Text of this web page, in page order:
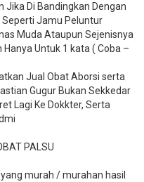
Di Bandingkan Dengan
Seperti Jamu Peluntur
Muda Ataupun Sejenisnya
Untuk 1 kata ( Coba –
Jual Obat Aborsi serta
Gugur Bukan Sekkedar
Lagi Ke Dokkter, Serta
PALSU
murah / murahan hasil